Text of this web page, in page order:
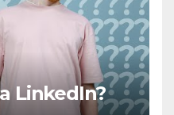
LinkedIn?